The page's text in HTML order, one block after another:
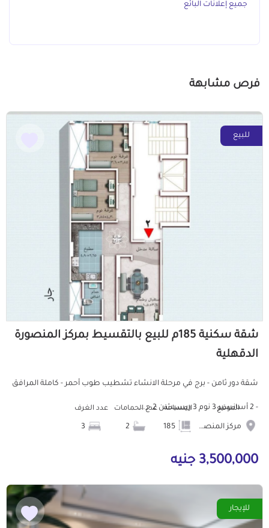
جميع إعلانات البائع
فرص مشابهة
للبيع
شقة سكنية 185م للبيع بالتقسيط بمركز المنصورة
الدقهلية
شقة دور ثامن - برج في مرحلة الانشاء تشطيب طوب أحمر - كاملة المرافق
- 2 أسانسير 3 نوم 3 ريسبشن 2 ح... الموقع
مركز المنصورة
المساحة عدد الحمامات عدد الغرف
3,500,000 جنيه
للإيجار